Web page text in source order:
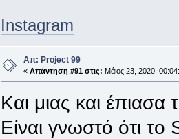
Instagram
Απ: Project 99
« Απάντηση #91 στις: Μάιος 23, 2020,
Και μιας και
Είναι γνωστό ότι το